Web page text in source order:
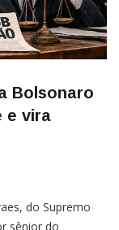
Bolsonaro
e vira
do Supremo
sênior do